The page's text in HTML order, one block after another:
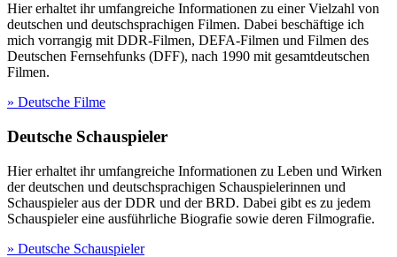
Hier erhaltet ihr umfangreiche Informationen zu einer Vielzahl von
deutschen und deutschsprachigen Filmen. Dabei beschäftige ich
mich vorrangig mit DDR-Filmen, DEFA-Filmen und Filmen des
Deutschen Fernsehfunks (DFF), nach 1990 mit gesamtdeutschen
Filmen.
» Deutsche Filme
Deutsche Schauspieler
Hier erhaltet ihr umfangreiche Informationen zu Leben und Wirken
der deutschen und deutschsprachigen Schauspielerinnen und
Schauspieler aus der DDR und der BRD. Dabei gibt es zu jedem
Schauspieler eine ausführliche Biografie sowie deren Filmografie.
» Deutsche Schauspieler